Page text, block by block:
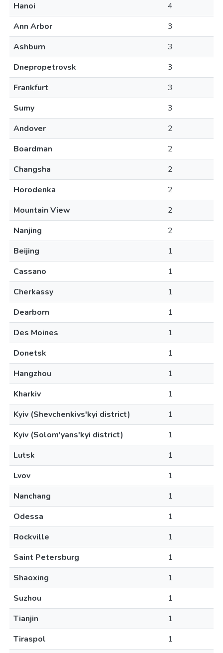
Hanoi
4
Ann Arbor
3
Ashburn
3
Dnepropetrovsk
3
Frankfurt
3
Sumy
3
Andover
2
Boardman
2
Changsha
2
Horodenka
2
Mountain View
2
Nanjing
2
Beijing
1
Cassano
1
Cherkassy
1
Dearborn
1
Des Moines
1
Donetsk
1
Hangzhou
1
Kharkiv
1
Kyiv (Shevchenkivs'kyi district)
1
Kyiv (Solom'yans'kyi district)
1
Lutsk
1
Lvov
1
Nanchang
1
Odessa
1
Rockville
1
Saint Petersburg
1
Shaoxing
1
Suzhou
1
Tianjin
1
Tiraspol
1